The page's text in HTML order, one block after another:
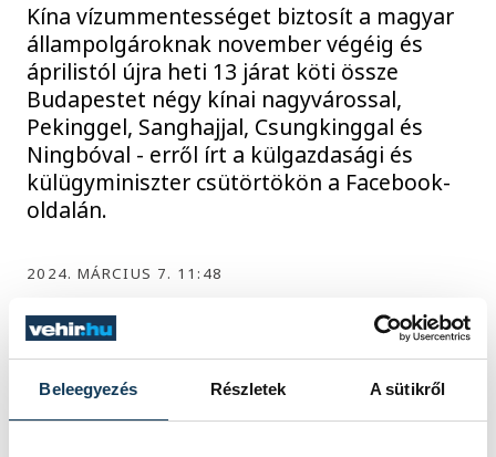
Beleegyezés Részletek A sütikről
Kína vízummentességet biztosít a magyar
állampolgároknak november végéig és
áprilistól újra heti 13 járat köti össze
Budapestet négy kínai nagyvárossal,
Pekinggel, Sanghajjal, Csungkinggal és
Ningbóval - erről írt a külgazdasági és
külügyminiszter csütörtökön a Facebook-
oldalán.
2024. MÁRCIUS 7. 11:48
Kínai barátok hozták el
Veszprémbe a kultúrájukat